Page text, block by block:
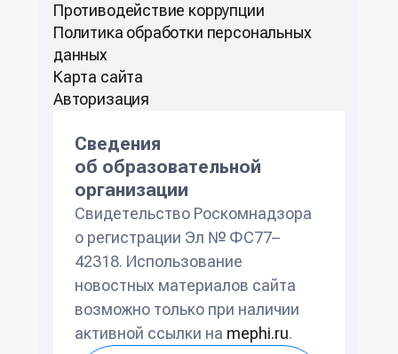
Противодействие коррупции
Политикa обработки персональных
данных
Карта сайта
Авторизация
Сведения
об образовательной
организации
Свидетельство Роскомнадзора
о регистрации Эл № ФС77–
42318. Использование
новостных материалов сайта
возможно только при наличии
активной ссылки на mephi.ru.